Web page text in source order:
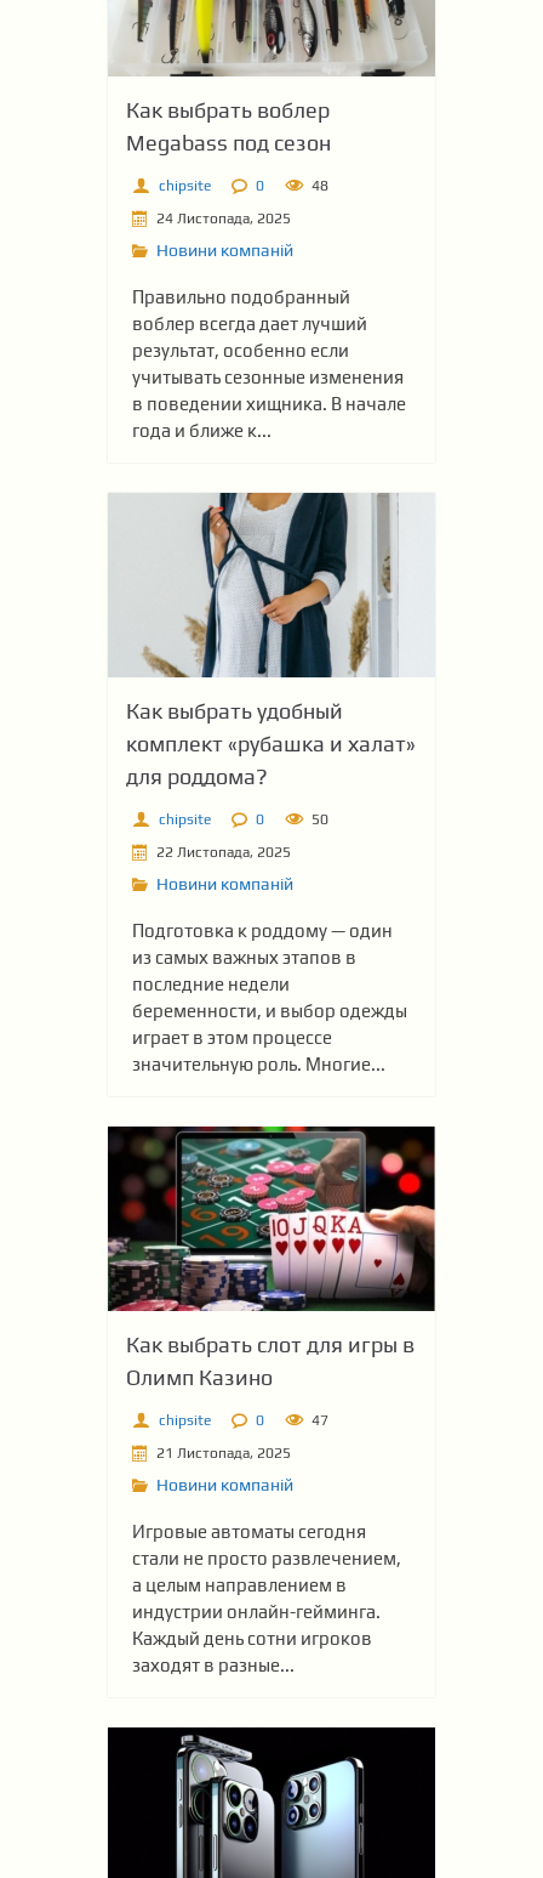
Как выбрать воблер
Megabass под сезон
chipsite 0
48
24 Листопада, 2025
Новини компаній
Правильно подобранный
воблер всегда дает лучший
результат, особенно если
учитывать сезонные изменения
в поведении хищника. В начале
года и ближе к...
Как выбрать удобный
комплект «рубашка и халат»
для роддома?
chipsite 0
50
22 Листопада, 2025
Новини компаній
Подготовка к роддому — один
из самых важных этапов в
последние недели
беременности, и выбор одежды
играет в этом процессе
значительную роль. Многие...
Как выбрать слот для игры в
Олимп Казино
chipsite 0
47
21 Листопада, 2025
Новини компаній
Игровые автоматы сегодня
стали не просто развлечением,
а целым направлением в
индустрии онлайн-гейминга.
Каждый день сотни игроков
заходят в разные...